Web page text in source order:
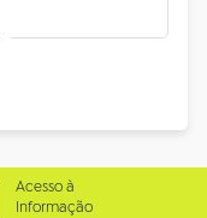
Acesso à
Informação